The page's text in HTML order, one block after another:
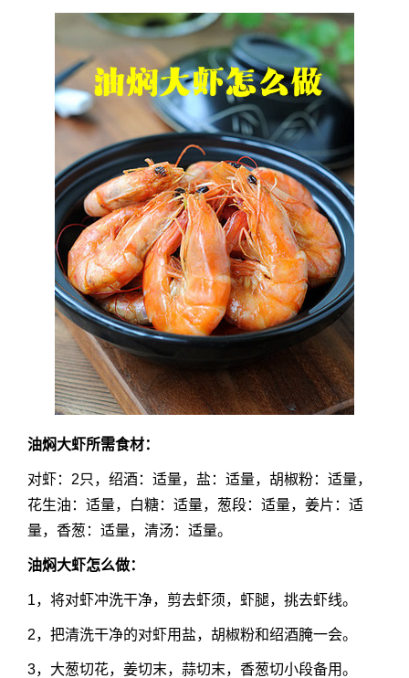
油焖大虾所需食材：
对虾：2只，绍酒：适量，盐：适量，胡椒粉：适量，
花生油：适量，白糖：适量，葱段：适量，姜片：适
量，香葱：适量，清汤：适量。
油焖大虾怎么做：
1，将对虾冲洗干净，剪去虾须，虾腿，挑去虾线。
2，把清洗干净的对虾用盐，胡椒粉和绍酒腌一会。
3，大葱切花，姜切末，蒜切末，香葱切小段备用。